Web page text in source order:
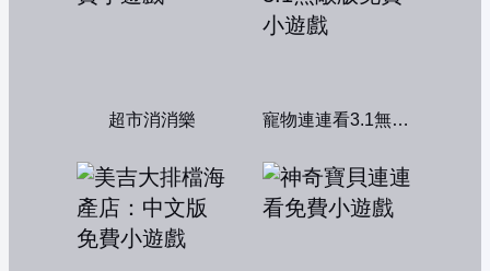
超市消消樂 寵物連連看3.1無敵版